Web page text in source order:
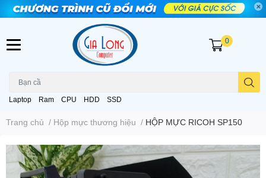
Laptop Ram CPU HDD SSD
0
Trang chủ / Hộp mực thương hiệu / HỘP MỰC RICOH SP150